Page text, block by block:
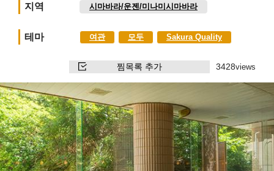
지역 시마바라/운젠/미나미시마바라
테마 여관 모두 Sakura Quality
찜목록 추가 3428views